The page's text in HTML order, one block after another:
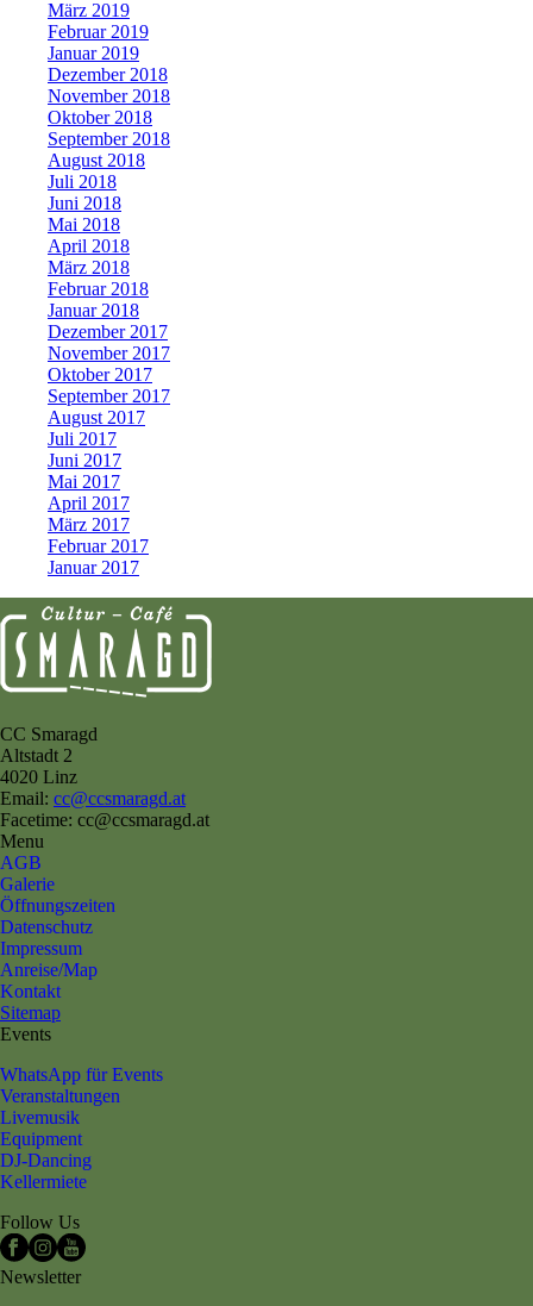
März 2019
Februar 2019
Januar 2019
Dezember 2018
November 2018
Oktober 2018
September 2018
August 2018
Juli 2018
Juni 2018
Mai 2018
April 2018
März 2018
Februar 2018
Januar 2018
Dezember 2017
November 2017
Oktober 2017
September 2017
August 2017
Juli 2017
Juni 2017
Mai 2017
April 2017
März 2017
Februar 2017
Januar 2017
CC Smaragd
Altstadt 2
4020 Linz
Email: cc@ccsmaragd.at
Facetime: cc@ccsmaragd.at
Menu
AGB
Galerie
Öffnungszeiten
Datenschutz
Impressum
Anreise/Map
Kontakt
Sitemap
Events
WhatsApp für Events
Veranstaltungen
Livemusik
Equipment
DJ-Dancing
Kellermiete
Follow Us
Newsletter